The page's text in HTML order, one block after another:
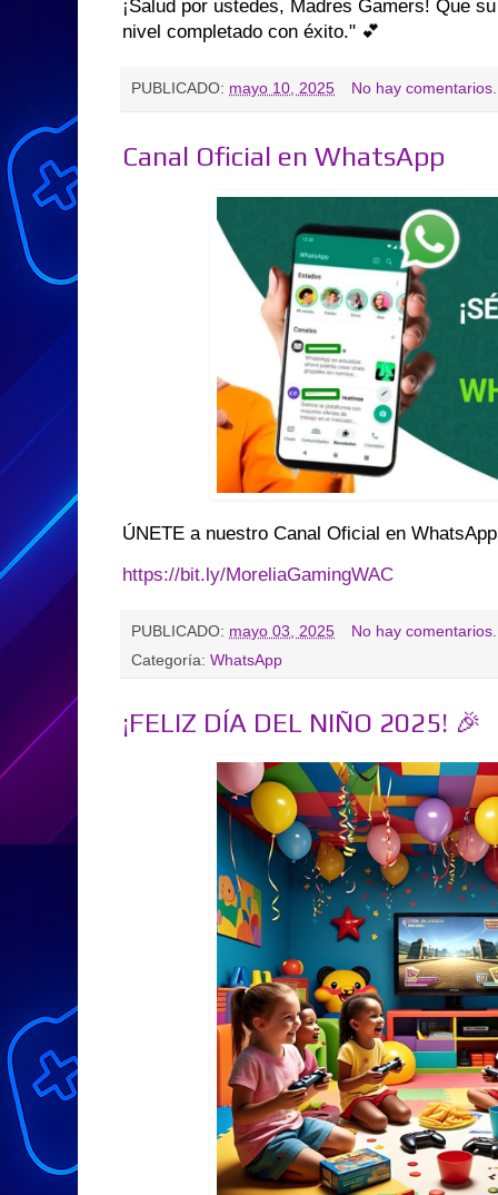
¡Salud por ustedes, Madres Gamers! Que
nivel completado con éxito." 💕
PUBLICADO: mayo 10, 2025 No hay
Canal Oficial en WhatsApp
ÚNETE a nuestro Canal Oficial en
https://bit.ly/MoreliaGamingWAC
PUBLICADO: mayo 03, 2025
No hay
Categoría: WhatsApp
¡FELIZ DÍA DEL NIÑO 2025! 🎉